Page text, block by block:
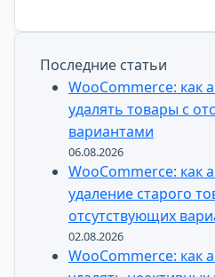
Последние статьи
WooCommerce: как
удалять товары с
вариантами
06.08.2026
WooCommerce: как
удаление старого
отсутствующих
02.08.2026
WooCommerce: как